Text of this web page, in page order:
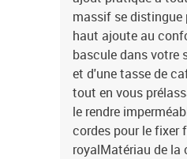
massif se distingue
haut ajoute au
bascule dans votre
et d'une tasse de
tout en vous
le rendre
cordes pour le fixer
royalMatériau de